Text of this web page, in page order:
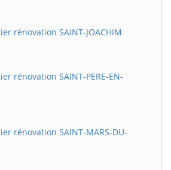
rénovation SAINT-JOACHIM
rénovation SAINT-PERE-EN-
rénovation SAINT-MARS-DU-